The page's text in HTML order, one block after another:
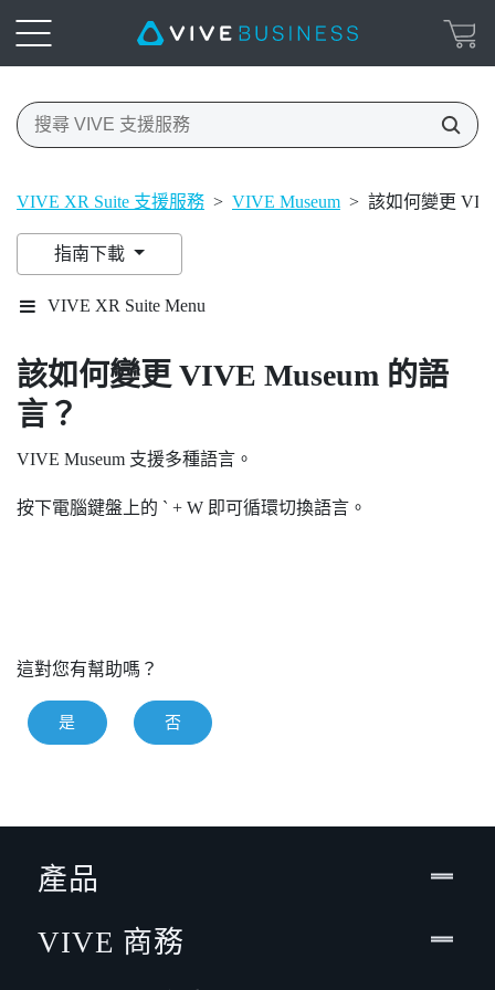
VIVE XR Suite 支援服務 > VIVE Museum > 該如何變更
指南下載
VIVE XR Suite Menu
該如何變更 VIVE Museum 的語
言？
VIVE Museum 支援多種語言。
按下電腦鍵盤上的 ` + W 即可循環切換語言。
這對您有幫助嗎？
是 否
產品
VIVE 商務